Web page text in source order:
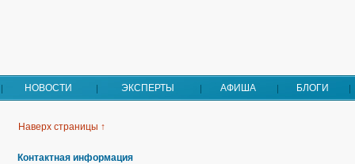
НОВОСТИ ЭКСПЕРТЫ АФИША БЛОГИ
Наверх страницы ↑
Контактная информация